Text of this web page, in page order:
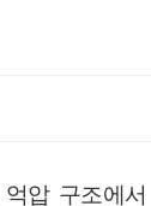
압 구조에